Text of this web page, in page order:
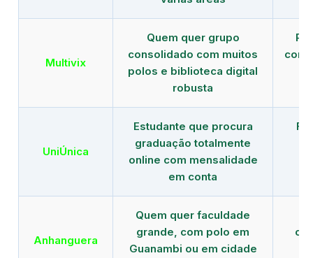
Multivix
Quem quer grupo
consolidado com muitos
polos e biblioteca digital
robusta
com
UniÚnica
Estudante que procura
graduação totalmente
online com mensalidade
em conta
Anhanguera
Quem quer faculdade
grande, com polo em
Guanambi ou em cidade